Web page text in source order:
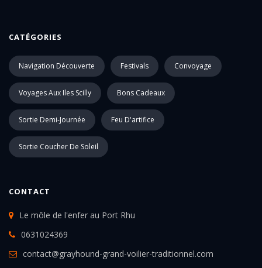
CATÉGORIES
Navigation Découverte Festivals Convoyage
Voyages Aux Iles Scilly Bons Cadeaux
Sortie Demi-Journée Feu D'artifice
Sortie Coucher De Soleil
CONTACT
Le môle de l'enfer au Port Rhu
0631024369
contact@grayhound-grand-voilier-traditionnel.com